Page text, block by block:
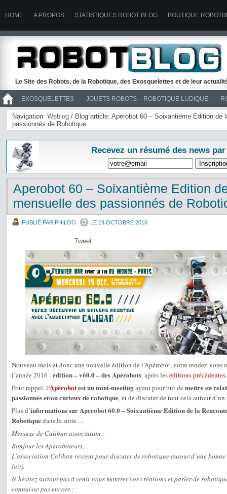
HOME A PROPOS STATISTIQUES ROBOT BLOG BOUTIQUE
Le Site des Robots, de la Robotique, des Exosquelettes et de leur
EXOSQUELETTES JOUETS ROBOTS – ROBOTIQUE LUDIQUE
>> ROBOTS
Navigation: Weblog / Blog article: Aperobot 60 – Soixantième Edition de
passionnés de Robotique
Recevez un résumé des news
Aperobot 60 – Soixantième Edition
mensuelle des passionnés de
PUBLIÉ PAR PHILOO LE 19 OCTOBRE 2016
Tweet
Nouveau mois et donc une nouvelle édition de l’Apérobot, votre rendez-
l’année 2016 : édition – v60.0 – des Apérobots, après leséditions précédentes.
Pour rappel, l‘Apérobotest un mini-meetingayant pour but de mettre en
passionnés et/ou curieux de robotique, et de discuter de tout cela autour d’un
Plus d’informations sur Aperobot 60.0 – Soixantième Edition de la
Robotiquedans la suite …
Message de Caliban association :
Bonjour les Apéroboteurs,
L’association Caliban revient pour discuter de robotique autour d’une
fait).
N’hésitez surtout pas à venir nous montrer vos créations et parler de
connaisse pas encore :